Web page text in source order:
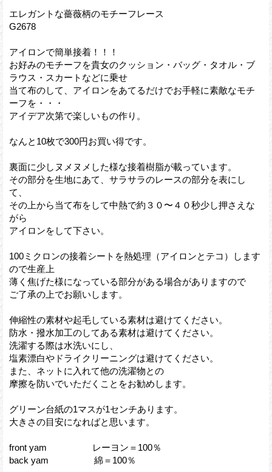
エレガントな薔薇柄のモチーフレース
G2678
アイロンで簡単接着！！！
お好みのモチーフを貴女のクッション・バッグ・タオル・ブ
ラウス・スカートなどに乗せ
当て布のして、アイロンをあてるだけでお手軽に素敵なモチ
ーフを・・・
アイデア次第で楽しいもの作り。
なんと10枚で300円お買い得です。
裏面に少しヌメヌメした様な接着樹脂が載っています。
その部分を生地にあて、サラサラのレースの部分を表にし
て、
その上から当て布をして中熱で約３０〜４０秒少し押さえな
がら
アイロンをして下さい。
100ミクロンの接着シートを熱処理（アイロンとテコ）します
ので生産上
薄く焦げた様になっている部分がある場合がありますので
ご了承の上でお願いします。
伸縮性の素材や起毛している素材は避けてください。
防水・撥水加工のしてある素材は避けてください。
洗濯する際は水洗いにし、
塩素漂白やドライクリーニングは避けてください。
また、ネットに入れて他の洗濯物との
摩擦を防いでいただくことをお勧めします。
グリーン台紙の1マスが1センチあります。
大きさの目安になればと思います。
front yam レーヨン＝100％
back yam 綿＝100％